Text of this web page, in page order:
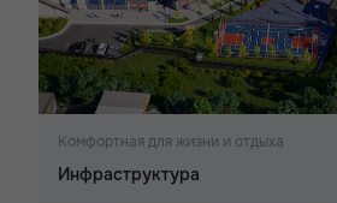
Комфортная для жизни и отдыха
Инфраструктура